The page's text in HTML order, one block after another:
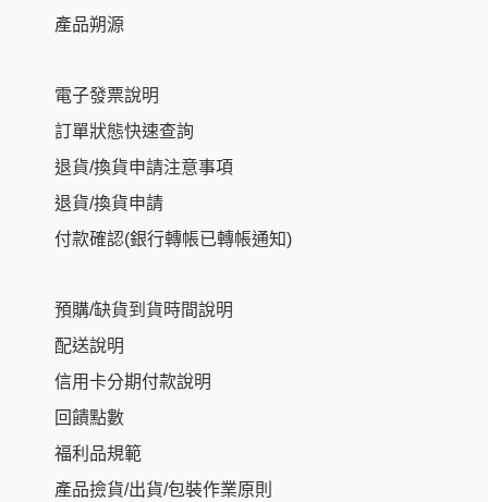
產品朔源
電子發票說明
訂單狀態快速查詢
退貨/換貨申請注意事項
退貨/換貨申請
付款確認(銀行轉帳已轉帳通知)
預購/缺貨到貨時間說明
配送說明
信用卡分期付款說明
回饋點數
福利品規範
產品撿貨/出貨/包裝作業原則